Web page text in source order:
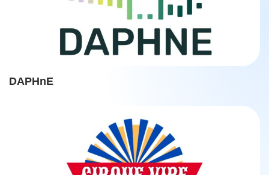
DAPHnE